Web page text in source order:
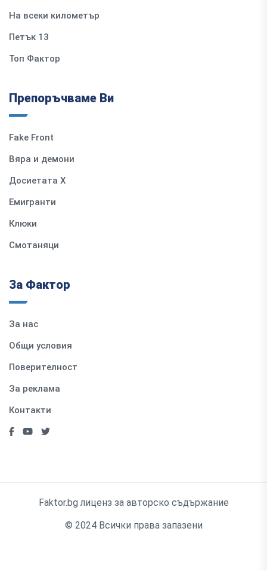
На всеки километър
Петък 13
Топ Фактор
Препоръчваме Ви
Fake Front
Вяра и демони
Досиетата Х
Емигранти
Клюки
Смотаняци
За Фактор
За нас
Общи условия
Поверителност
За реклама
Контакти
Faktor.bg лиценз за авторско съдържание
© 2024 Всички права запазени